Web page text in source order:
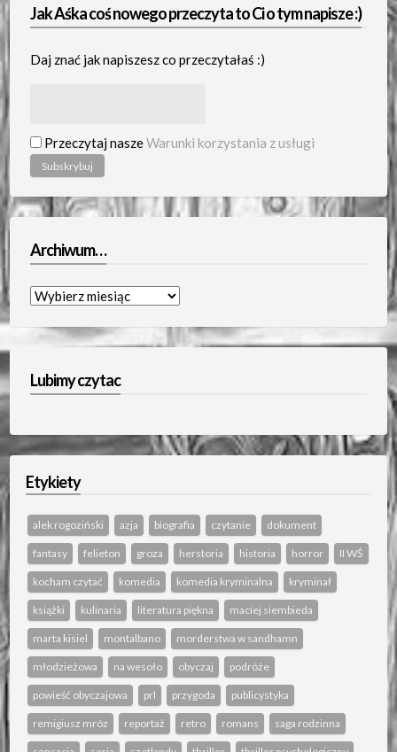
Jak Aśka coś nowego przeczyta to Ci o tym napisze :)
Daj znać jak napiszesz co przeczytałaś :)
Przeczytaj naszeWarunki korzystania z usługi
Archiwum…
Archiwum…
Lubimy czytac
Etykiety
alek rogoziński azja biografia czytanie dokument
fantasy felieton groza herstoria historia horror II WŚ
kocham czytać komedia komedia kryminalna kryminał
książki kulinaria literatura piękna maciej siembieda
marta kisiel montalbano morderstwa w sandhamn
młodzieżowa na wesoło obyczaj podróże
powieść obyczajowa prl przygoda publicystyka
remigiusz mróz reportaż retro romans saga rodzinna